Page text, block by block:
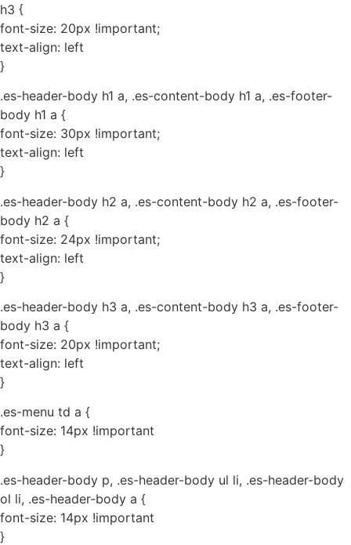
h3 {
font-size: 20px !important;
text-align: left
}
.es-header-body h1 a, .es-content-body h1 a, .es-footer-
body h1 a {
font-size: 30px !important;
text-align: left
}
.es-header-body h2 a, .es-content-body h2 a, .es-footer-
body h2 a {
font-size: 24px !important;
text-align: left
}
.es-header-body h3 a, .es-content-body h3 a, .es-footer-
body h3 a {
font-size: 20px !important;
text-align: left
}
.es-menu td a {
font-size: 14px !important
}
.es-header-body p, .es-header-body ul li, .es-header-body
ol li, .es-header-body a {
font-size: 14px !important
}